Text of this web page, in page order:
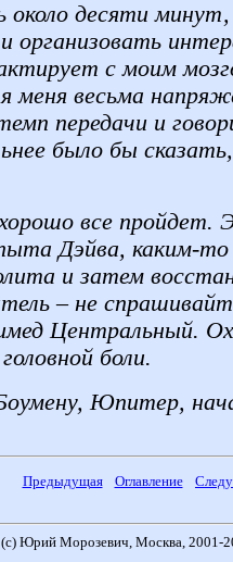
около десяти
организовать
с моим
меня весьма
передачи и
было бы
хорошо все
Дэйва, каким-то
и затем
– не
Центральный.
боли.
Юпитер,
Предыдущая Оглавление
(с) Юрий Морозевич, Москва, 2001-